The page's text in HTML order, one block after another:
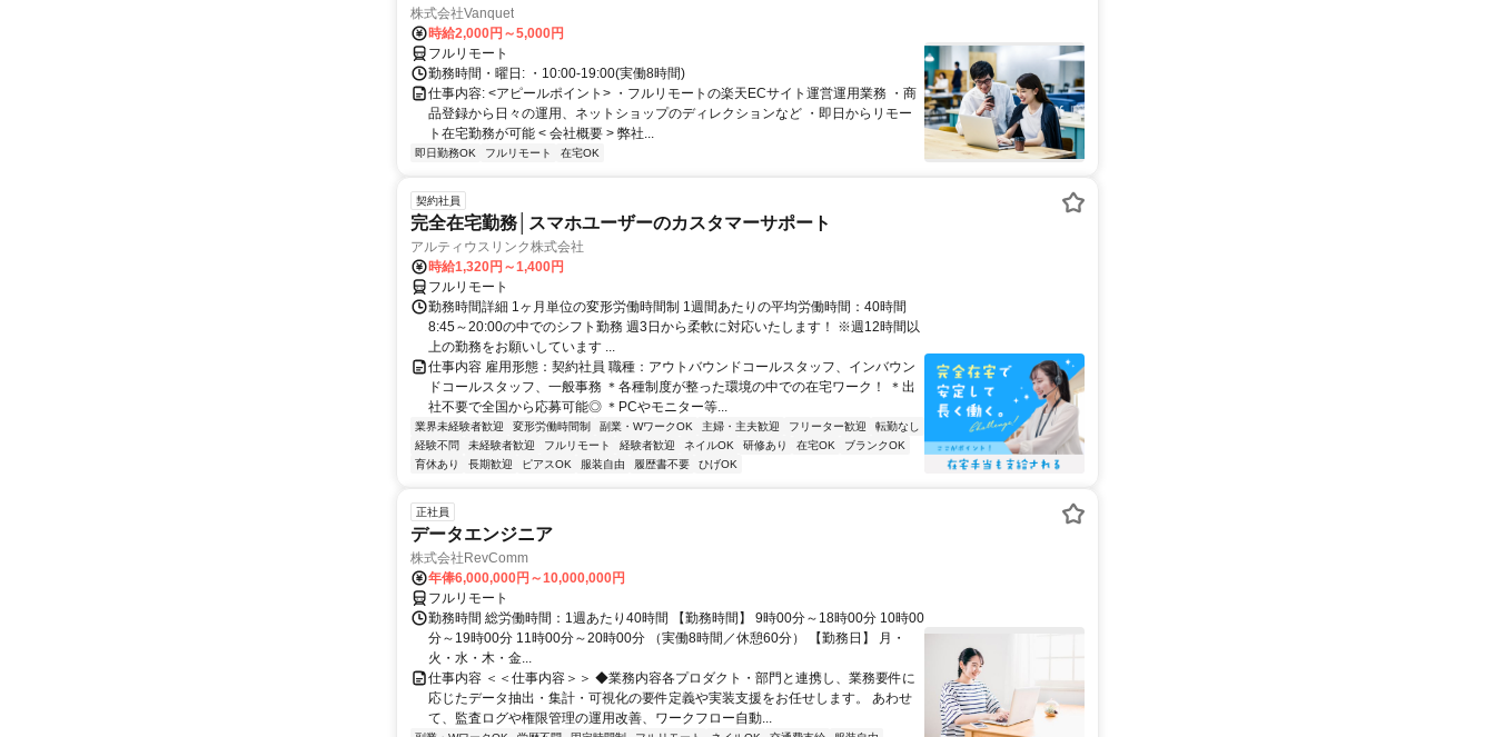
株式会社Vanquet
時給2,000円～5,000円
フルリモート
勤務時間・曜日: ・10:00-19:00(実働8時間)
仕事内容: <アピールポイント> ・フルリモートの楽天ECサイト運営運用業務 ・商
品登録から日々の運用、ネットショップのディレクションなど ・即日からリモー
ト在宅勤務が可能 < 会社概要 > 弊社...
即日勤務OK フルリモート 在宅OK
契約社員
完全在宅勤務│スマホユーザーのカスタマーサポート
アルティウスリンク株式会社
時給1,320円～1,400円
フルリモート
勤務時間詳細 1ヶ月単位の変形労働時間制 1週間あたりの平均労働時間：40時間
8:45～20:00の中でのシフト勤務 週3日から柔軟に対応いたします！ ※週12時間以
上の勤務をお願いしています ...
仕事内容 雇用形態：契約社員 職種：アウトバウンドコールスタッフ、インバウン
ドコールスタッフ、一般事務 ＊各種制度が整った環境の中での在宅ワーク！ ＊出
社不要で全国から応募可能◎ ＊PCやモニター等...
業界未経験者歓迎 変形労働時間制 副業・WワークOK 主婦・主夫歓迎 フリーター歓迎
転勤なし
経験不問
未経験者歓迎 フルリモート 経験者歓迎 ネイルOK 研修あり 在宅OK
ブランクOK
育休あり
長期歓迎 ピアスOK 服装自由 履歴書不要 ひげOK
正社員
データエンジニア
株式会社RevComm
年俸6,000,000円～10,000,000円
フルリモート
勤務時間 総労働時間：1週あたり40時間 【勤務時間】 9時00分～18時00分 10時00
分～19時00分 11時00分～20時00分 （実働8時間／休憩60分） 【勤務日】 月・
火・水・木・金...
仕事内容 ＜＜仕事内容＞＞ ◆業務内容各プロダクト・部門と連携し、業務要件に
応じたデータ抽出・集計・可視化の要件定義や実装支援をお任せします。 あわせ
て、監査ログや権限管理の運用改善、ワークフロー自動...